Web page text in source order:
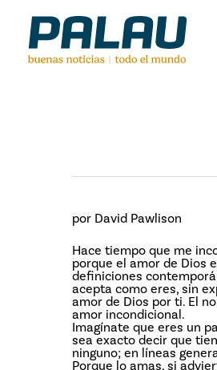
content
por David Pawlison
Hace tiempo que me
porque el amor de Dios
definiciones
acepta como eres, sin
amor de Dios por ti. El
amor incondicional.
Imagínate que eres un
sea exacto decir que
ninguno; en líneas
Porque lo amas, si